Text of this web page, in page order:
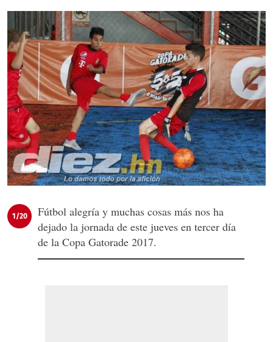
1/20
Fútbol alegría y muchas cosas más nos ha
dejado la jornada de este jueves en tercer día
de la Copa Gatorade 2017.